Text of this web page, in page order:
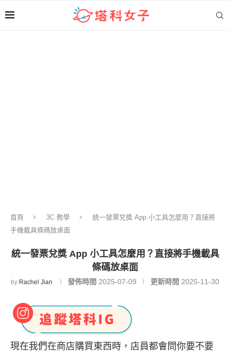
首頁 3C 教學
統一發票兌獎 App 小工具怎麼用？直接將
手機載具條碼放桌面
統一發票兌獎 App 小工具怎麼用？直接將手機載具
條碼放桌面
by Rachel Jian 發佈時間 2025-07-09 更新時間 2025-11-30
現在我們在商店購買東西時，店員都會問你要不要